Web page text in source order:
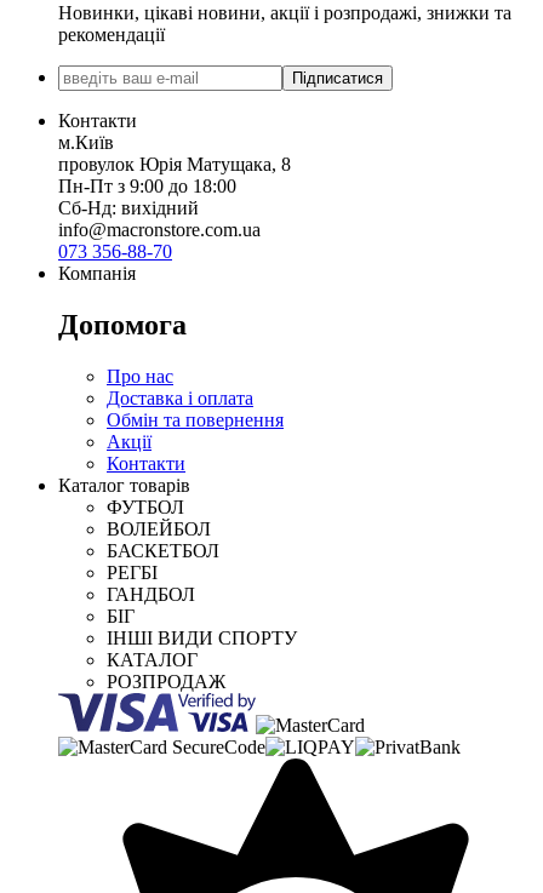
Новинки, цікаві новини, акції і розпродажі, знижки та
рекомендації
Підписатися
Контакти
м.Київ
провулок Юрія Матущака, 8
Пн-Пт з 9:00 до 18:00
Сб-Нд: вихідний
info@macronstore.com.ua
073 356-88-70
Компанія
Допомога
Про нас
Доставка і оплата
Обмін та повернення
Акції
Контакти
Каталог товарів
ФУТБОЛ
ВОЛЕЙБОЛ
БАСКЕТБОЛ
РЕГБІ
ГАНДБОЛ
БІГ
ІНШІ ВИДИ СПОРТУ
КАТАЛОГ
РОЗПРОДАЖ